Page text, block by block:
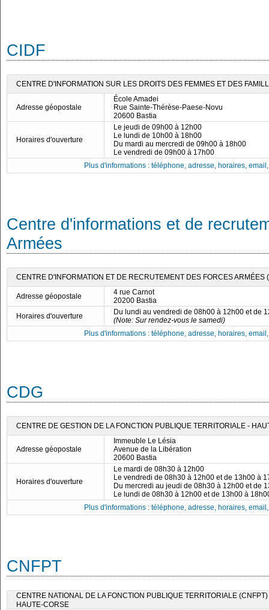
CIDF
CENTRE D'INFORMATION SUR LES DROITS DES FEMMES ET DES
Adresse géopostale
École Amadei
Rue Sainte-Thérèse-Paese-Novu
20600 Bastia
Horaires d'ouverture
Le jeudi de 09h00 à 12h00
Le lundi de 10h00 à 18h00
Du mardi au mercredi de 09h00 à 18h00
Le vendredi de 09h00 à 17h00
Plus d'informations : téléphone, adresse, horaires,
Centre d'informations et de
Armées
CENTRE D'INFORMATION ET DE RECRUTEMENT DES FORCES ARMÉES
Adresse géopostale
4 rue Carnot
20200 Bastia
Horaires d'ouverture
Du lundi au vendredi de 08h00 à 12h00 et de
(Note: Sur rendez-vous le samedi)
Plus d'informations : téléphone, adresse, horaires,
CDG
CENTRE DE GESTION DE LA FONCTION PUBLIQUE TERRITORIALE -
Adresse géopostale
Immeuble Le Lésia
Avenue de la Libération
20600 Bastia
Horaires d'ouverture
Le mardi de 08h30 à 12h00
Le vendredi de 08h30 à 12h00 et de 13h00 à
Du mercredi au jeudi de 08h30 à 12h00 et de
Le lundi de 08h30 à 12h00 et de 13h00 à
Plus d'informations : téléphone, adresse, horaires,
CNFPT
CENTRE NATIONAL DE LA FONCTION PUBLIQUE TERRITORIALE
HAUTE-CORSE